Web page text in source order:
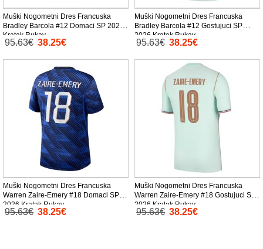
Muški Nogometni Dres Francuska
Bradley Barcola #12 Domaci SP 2026
Kratak Rukav
95.63€ 38.25€
Muški Nogometni Dres Francuska
Bradley Barcola #12 Gostujuci SP
2026 Kratak Rukav
95.63€ 38.25€
Muški Nogometni Dres Francuska
Warren Zaire-Emery #18 Domaci SP
2026 Kratak Rukav
95.63€ 38.25€
Muški Nogometni Dres Francuska
Warren Zaire-Emery #18 Gostujuci SP
2026 Kratak Rukav
95.63€ 38.25€